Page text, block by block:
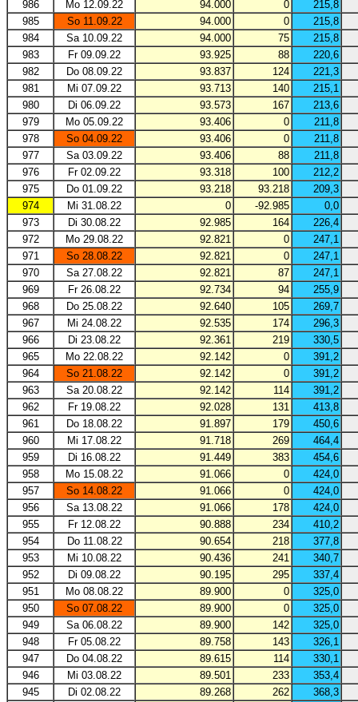
986 Mo 12.09.22 94.000 0
215,8
985
So 11.09.22 94.000 0
215,8
984
Sa 10.09.22 94.000 75
215,8
983
Fr 09.09.22 93.925 88
220,6
982
Do 08.09.22 93.837 124
221,3
981
Mi 07.09.22 93.713 140
215,1
980
Di 06.09.22 93.573 167
213,6
979
Mo 05.09.22 93.406 0
211,8
978
So 04.09.22 93.406 0
211,8
977
Sa 03.09.22 93.406 88
211,8
976
Fr 02.09.22 93.318 100
212,2
975
Do 01.09.22 93.218 93.218
209,3
974
Mi 31.08.22 0 -92.985
0,0
973
Di 30.08.22 92.985 164
226,4
972
Mo 29.08.22 92.821 0
247,1
971
So 28.08.22 92.821 0
247,1
970
Sa 27.08.22 92.821 87
247,1
969
Fr 26.08.22 92.734 94
255,9
968
Do 25.08.22 92.640 105
269,7
967
Mi 24.08.22 92.535 174
296,3
966
Di 23.08.22 92.361 219
330,5
965
Mo 22.08.22 92.142 0
391,2
964
So 21.08.22 92.142 0
391,2
963
Sa 20.08.22 92.142 114
391,2
962
Fr 19.08.22 92.028 131
413,8
961
Do 18.08.22 91.897 179
450,6
960
Mi 17.08.22 91.718 269
464,4
959
Di 16.08.22 91.449 383
454,6
958
Mo 15.08.22 91.066 0
424,0
957
So 14.08.22 91.066 0
424,0
956
Sa 13.08.22 91.066 178
424,0
955
Fr 12.08.22 90.888 234
410,2
954
Do 11.08.22 90.654 218
377,8
953
Mi 10.08.22 90.436 241
340,7
952
Di 09.08.22 90.195 295
337,4
951
Mo 08.08.22 89.900 0
325,0
950
So 07.08.22 89.900 0
325,0
949
Sa 06.08.22 89.900 142
325,0
948
Fr 05.08.22 89.758 143
326,1
947
Do 04.08.22 89.615 114
330,1
946
Mi 03.08.22 89.501 233
353,4
945
Di 02.08.22 89.268 262
368,3